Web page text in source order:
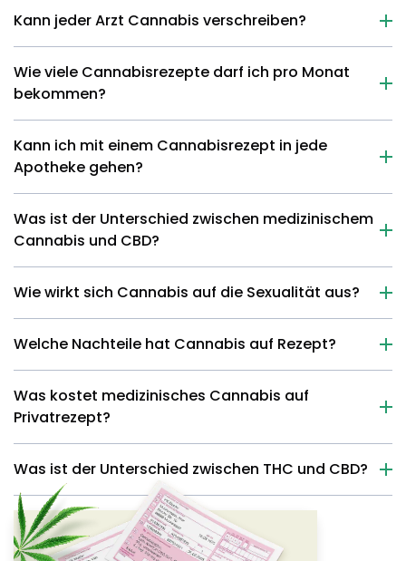
Kann jeder Arzt Cannabis verschreiben?
Wie viele Cannabisrezepte darf ich pro Monat
bekommen?
Kann ich mit einem Cannabisrezept in jede
Apotheke gehen?
Was ist der Unterschied zwischen medizinischem
Cannabis und CBD?
Wie wirkt sich Cannabis auf die Sexualität aus?
Welche Nachteile hat Cannabis auf Rezept?
Was kostet medizinisches Cannabis auf
Privatrezept?
Was ist der Unterschied zwischen THC und CBD?